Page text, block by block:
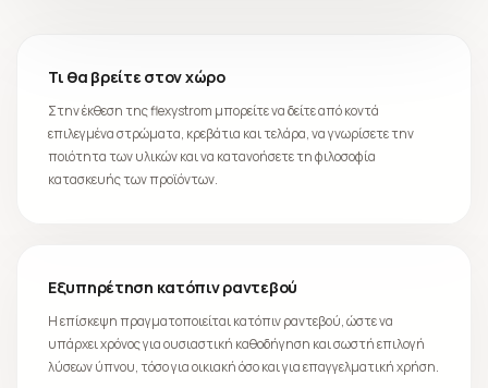
Τι θα βρείτε στον χώρο
Στην έκθεση της flexystrom μπορείτε να δείτε από κοντά
επιλεγμένα στρώματα, κρεβάτια και τελάρα, να γνωρίσετε την
ποιότητα των υλικών και να κατανοήσετε τη φιλοσοφία
κατασκευής των προϊόντων.
Εξυπηρέτηση κατόπιν ραντεβού
Η επίσκεψη πραγματοποιείται κατόπιν ραντεβού, ώστε να
υπάρχει χρόνος για ουσιαστική καθοδήγηση και σωστή επιλογή
λύσεων ύπνου, τόσο για οικιακή όσο και για επαγγελματική χρήση.